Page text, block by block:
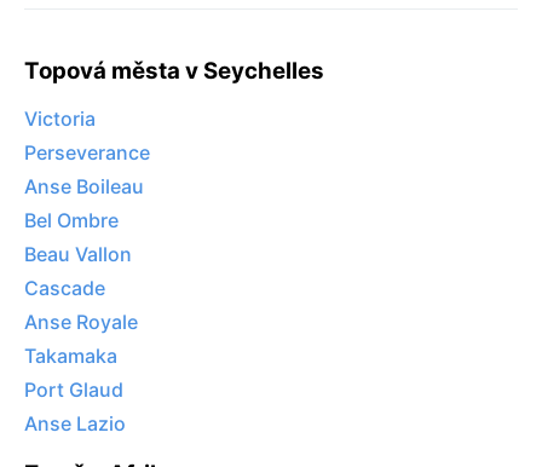
Topová města v Seychelles
Victoria
Perseverance
Anse Boileau
Bel Ombre
Beau Vallon
Cascade
Anse Royale
Takamaka
Port Glaud
Anse Lazio